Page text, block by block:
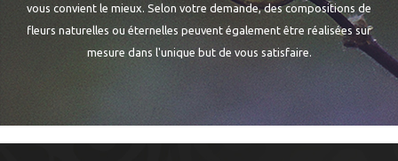
vous convient le mieux. Selon votre demande, des compositions de
fleurs naturelles ou éternelles peuvent également être réalisées sur
mesure dans l'unique but de vous satisfaire.